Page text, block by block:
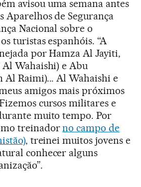
avisou uma semana antes
Aparelhos de Segurança
Nacional sobre o
turistas espanhóis. “A
por Hamza Al Jayiti,
Wahaishi) e Abu
Al Raimi)... Al Wahaishi e
amigos mais próximos
cursos militares e
muito tempo. Por
treinadorno campo de
, treinei muitos jovens e
conhecer alguns